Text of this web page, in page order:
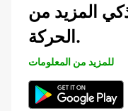
المزيد من
الحركة.
للمزيد من المعلومات